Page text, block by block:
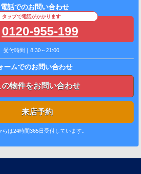
話でのお問い合わせ
タップで電話がかかります
0120-955-199
受付時間｜8:30～21:00
ームでのお問い合わせ
の物件をお問い合わせ
来店予約
らは24時間365日受付しています。